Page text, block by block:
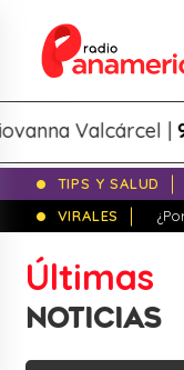
Valcárcel |
TIPS Y SALUD
VIRALES
Últimas
NOTICIAS